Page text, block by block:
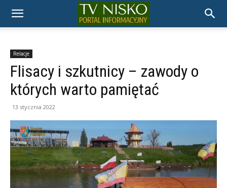
TELEWIZJA
NISKO
Relacje
Flisacy i szkutnicy – zawody o
których warto pamiętać
13 stycznia 2022